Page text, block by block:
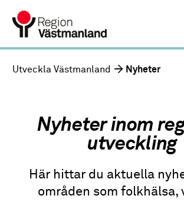
Utveckla Västmanland Nyheter
Nyheter inom
utveckling
Här hittar du aktuella
områden som folkhälsa,